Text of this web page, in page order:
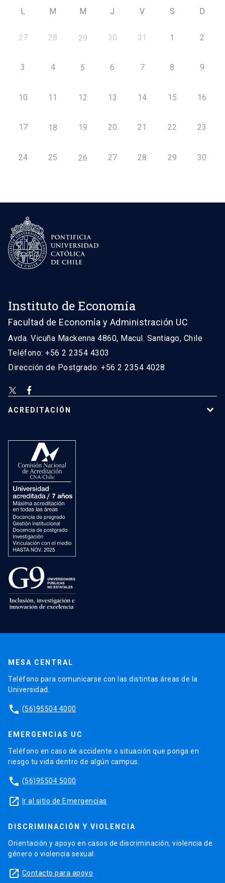
L M M J V S D
27 28 29 30 31 1 2
3 4 5 6 7 8 9
10 11 12 13 14 15 16
17 18 19 20 21 22 23
24 25 26 27 28 29 30
Instituto de Economía
Facultad de Economía y Administración UC
Avda. Vicuña Mackenna 4860, Macul. Santiago, Chile
Teléfono: +56 2 2354 4303
Dirección de Postgrado: +56 2 2354 4028
ACREDITACIÓN
MESA CENTRAL
Teléfono para comunicarse con las distintas áreas de la
Universidad.
phone (56)95504 4000
EMERGENCIAS UC
Teléfono en caso de accidente o situación que ponga en
riesgo tu vida dentro de algún campus.
phone (56)95504 5000
launch Ir al sitio de Emergencias
DISCRIMINACIÓN Y VIOLENCIA
Orientación y apoyo en casos de discriminación, violencia de
género o violencia sexual.
launch Contacto para apoyo